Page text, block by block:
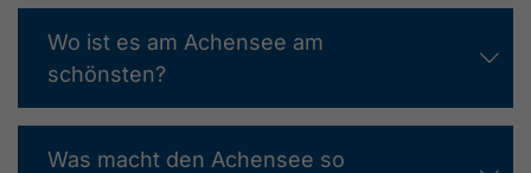
Wo ist es am Achensee am
schönsten?
Was macht den Achensee so